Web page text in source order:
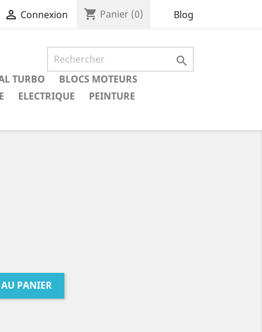
 Connexion shopping_cart Panier (0) Blog

TURBO
BLOCS MOTEURS
ELECTRIQUE PEINTURE
PANIER